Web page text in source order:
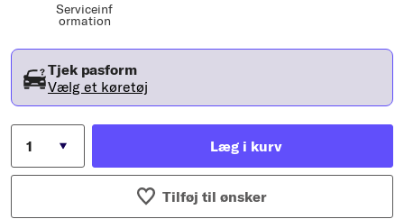
Serviceinf
ormation
Tjek pasform
Vælg et køretøj
Læg i kurv
Tilføj til ønsker